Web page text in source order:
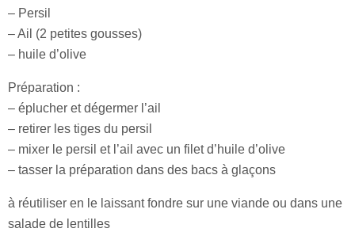
– Persil
– Ail (2 petites gousses)
– huile d’olive
Préparation :
– éplucher et dégermer l’ail
– retirer les tiges du persil
– mixer le persil et l’ail avec un filet d’huile d’olive
– tasser la préparation dans des bacs à glaçons
à réutiliser en le laissant fondre sur une viande ou dans une
salade de lentilles